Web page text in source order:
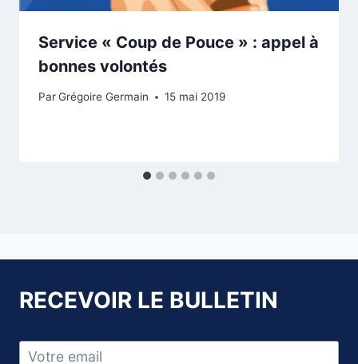
Service « Coup de Pouce » : appel à
bonnes volontés
ParGrégoire Germain 15 mai 2019
RECEVOIR LE BULLETIN